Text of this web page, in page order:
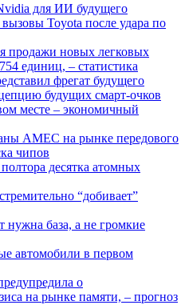
для ИИ будущего
Toyota после удара по
продажи новых легковых
единиц, – статистика
фрегат будущего
будущих смарт-очков
месте – экономичный
AMEC на рынке передового
чипов
десятка атомных
“добивает”
нужна база, а не громкие
автомобили в первом
о
на рынке памяти, – прогноз